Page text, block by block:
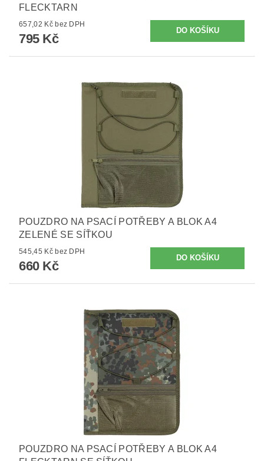
FLECKTARN
657,02 Kč bez DPH
795 Kč
POUZDRO NA PSACÍ POTŘEBY A BLOK A4
ZELENÉ SE SÍŤKOU
545,45 Kč bez DPH
660 Kč
POUZDRO NA PSACÍ POTŘEBY A BLOK A4